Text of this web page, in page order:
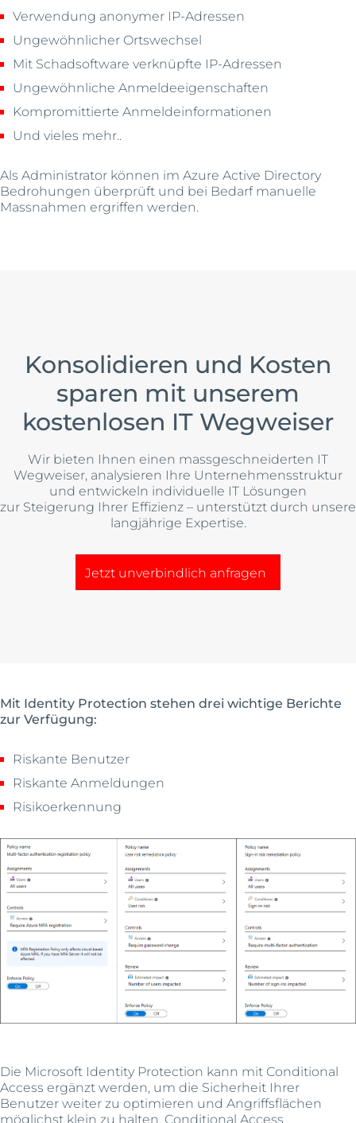
Verwendung anonymer IP-Adressen
Ungewöhnlicher Ortswechsel
Mit Schadsoftware verknüpfte IP-Adressen
Ungewöhnliche Anmeldeeigenschaften
Kompromittierte Anmeldeinformationen
Und vieles mehr..
Als Administrator können im Azure Active Directory
Bedrohungen überprüft und bei Bedarf manuelle
Massnahmen ergriffen werden.
Konsolidieren und Kosten
sparen mit unserem
kostenlosen IT Wegweiser
Wir bieten Ihnen einen massgeschneiderten IT
Wegweiser, analysieren Ihre Unternehmensstruktur
und entwickeln individuelle IT Lösungen
zur Steigerung Ihrer Effizienz – unterstützt durch unsere
langjährige Expertise.
Jetzt unverbindlich anfragen
Mit Identity Protection stehen drei wichtige Berichte
zur Verfügung:
Riskante Benutzer
Riskante Anmeldungen
Risikoerkennung
Die Microsoft Identity Protection kann mit Conditional
Access ergänzt werden, um die Sicherheit Ihrer
Benutzer weiter zu optimieren und Angriffsflächen
möglichst klein zu halten. Conditional Access